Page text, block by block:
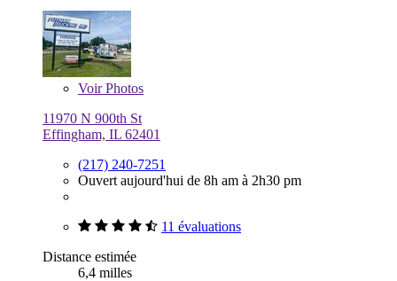
VoirPhotos
11970 N 900th St
Effingham, IL 62401
(217) 240-7251
Ouvert aujourd'hui de 8h am à 2h30 pm
11 évaluations
Distance estimée
6,4 milles